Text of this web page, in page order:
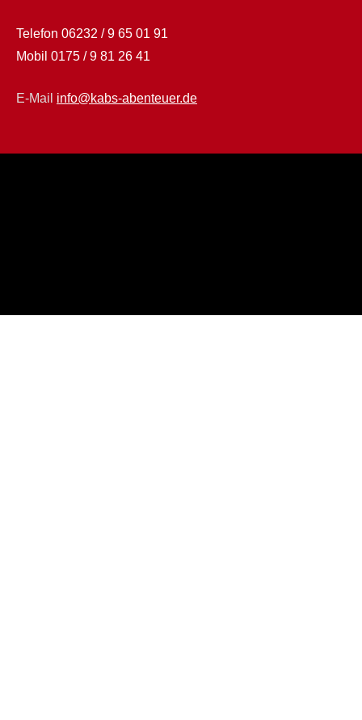
Telefon 06232 / 9 65 01 91
Mobil 0175 / 9 81 26 41
E-Mail info@kabs-abenteuer.de